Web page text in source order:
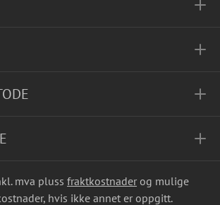
mva pluss fraktkostnader og mulige
hvis ikke annet er oppgitt.